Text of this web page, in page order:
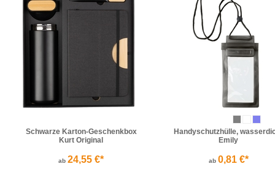
Schwarze Karton-Geschenkbox
Kurt Original
ab 24,55 €*
Handyschutzhülle,
Emily
ab 0,81 €*